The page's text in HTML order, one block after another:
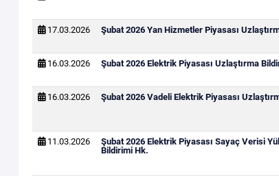
17.03.2026 Şubat 2026 Yan Hizmetler Piyasası
16.03.2026 Şubat 2026 Elektrik Piyasası Uzlaştırma
16.03.2026 Şubat 2026 Vadeli Elektrik Piyasası
11.03.2026
Şubat 2026 Elektrik Piyasası Sayaç Verisi
Bildirimi Hk.